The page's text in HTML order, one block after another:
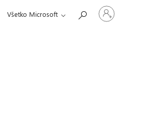
Všetko Microsoft
Prihláste
sa